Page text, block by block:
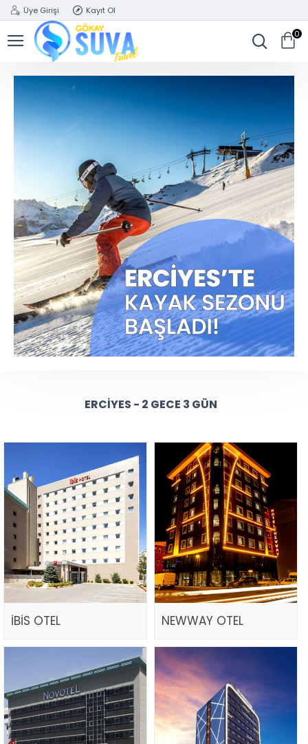
Üye Girişi Kayıt Ol
0
ERCIYES - 2 GECE 3 GÜN
İBİS OTEL NEWWAY OTEL